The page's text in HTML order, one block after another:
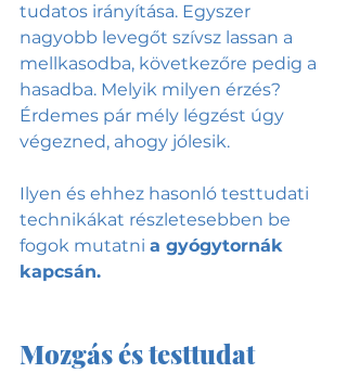
tudatos irányítása. Egyszer
nagyobb levegőt szívsz lassan a
mellkasodba, következőre pedig a
hasadba. Melyik milyen érzés?
Érdemes pár mély légzést úgy
végezned, ahogy jólesik.
Ilyen és ehhez hasonló testtudati
technikákat részletesebben be
fogok mutatni a gyógytornák
kapcsán.
Mozgás és testtudat